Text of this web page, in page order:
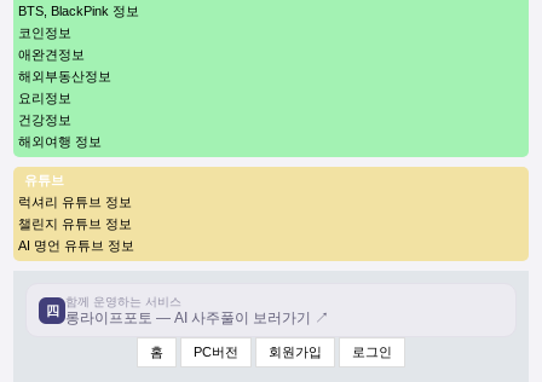
BTS, BlackPink 정보
코인정보
애완견정보
해외부동산정보
요리정보
건강정보
해외여행 정보
유튜브
럭셔리 유튜브 정보
챌린지 유튜브 정보
AI 명언 유튜브 정보
四
함께 운영하는 서비스
롱라이프포토 — AI 사주풀이 보러가기 ↗
홈 PC버전 회원가입 로그인